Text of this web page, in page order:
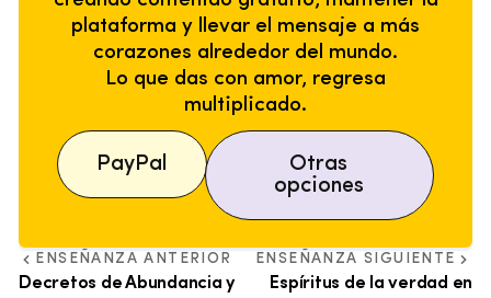
plataforma y llevar el mensaje a más
corazones alrededor del mundo.
Lo que das con amor, regresa
multiplicado.
PayPal
Otras
opciones
ENSEÑANZA ANTERIOR
Decretos de Abundancia y
ENSEÑANZA SIGUIENTE
Espíritus de la verdad en